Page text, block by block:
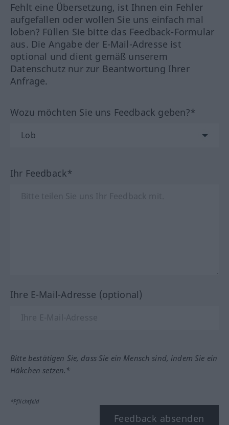
Fehlt eine Übersetzung, ist Ihnen ein Fehler
aufgefallen oder wollen Sie uns einfach mal
loben? Füllen Sie bitte das Feedback-Formular
aus. Die Angabe der E-Mail-Adresse ist
optional und dient gemäß unserem
Datenschutz nur zur Beantwortung Ihrer
Anfrage.
Wozu möchten Sie uns Feedback geben?*
Ihr Feedback*
Ihre E-Mail-Adresse (optional)
Bitte bestätigen Sie, dass Sie ein Mensch sind, indem Sie ein
Häkchen setzen.*
*Pflichtfeld
Feedback absenden